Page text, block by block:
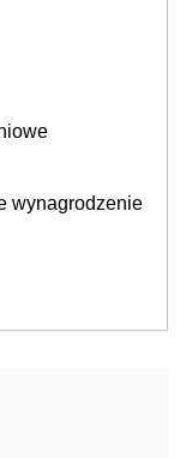
wynagrodzenie